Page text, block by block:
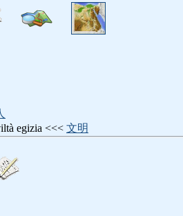
egizia <<< 文明